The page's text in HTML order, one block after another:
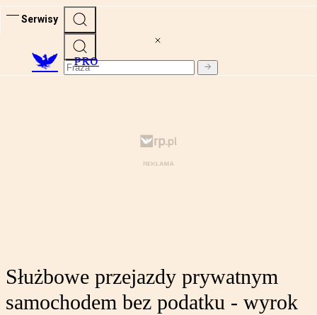
Serwisy
PRO
Służbowe przejazdy prywatnym
samochodem bez podatku - wyrok